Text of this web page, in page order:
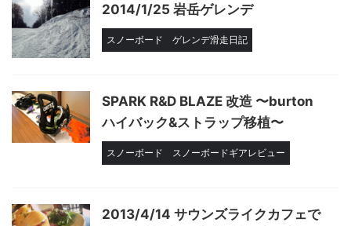
2014/1/25 岩岳ゲレンデ
スノーボード ゲレンデ滑走日記
SPARK R&D BLAZE 改造 〜burton
ハイバック&ストラップ移植〜
スノーボード スノーボードギアレビュー
2013/4/14 サウンズライクカフェで